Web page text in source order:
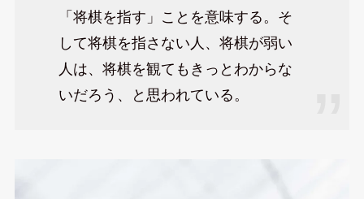
「将棋を指す」ことを意味する。そ
して将棋を指さない人、将棋が弱い
人は、将棋を観てもきっとわからな
いだろう、と思われている。